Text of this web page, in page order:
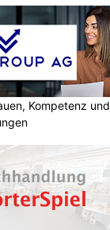
Kompetenz und